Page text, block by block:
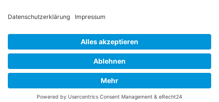
NACH OBEN
Alle Rechte vorbehalten: Verlagsgruppe Knapp - Richardi -
Verlag für Absatzwirtschaft
Kontakt AGB Nutzungsbedingungen Datenschutz Impressum
Powered bynative:media.